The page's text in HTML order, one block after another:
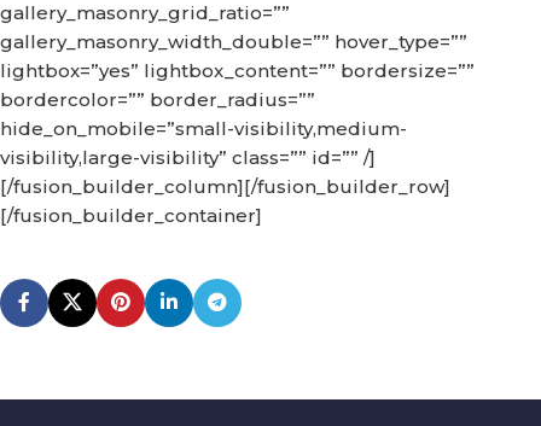
gallery_masonry_grid_ratio=””
gallery_masonry_width_double=”” hover_type=””
lightbox=”yes” lightbox_content=”” bordersize=””
bordercolor=”” border_radius=””
hide_on_mobile=”small-visibility,medium-
visibility,large-visibility” class=”” id=”” /]
[/fusion_builder_column][/fusion_builder_row]
[/fusion_builder_container]